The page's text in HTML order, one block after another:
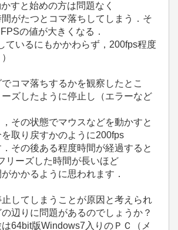
すと始めの方は問題なく
がたつとコマ落ちしてしまう．そ
の値が大きくなる．
ているにもかかわらず，200fps程度
コマ落ちするかを観察したとこ
ズしたように停止し（エラーなど
その状態でマウスなどを動かすと
取り戻すかのように200fps
その後ある程度時間が経過すると
リーズした時間が長いほど
かかるように思われます．
してしまうことが原因と考えられ
辺りに問題があるのでしょうか？
64bit版Windows7入りのＰＣ（メ